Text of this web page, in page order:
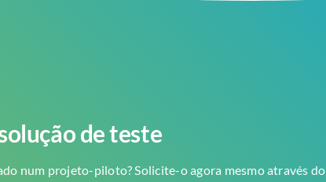
de teste
num projeto-piloto? Solicite-o agora mesmo através do